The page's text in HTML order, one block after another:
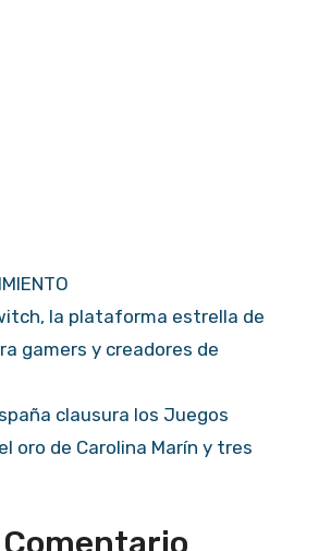
la plataforma estrella de
gamers y creadores de
clausura los Juegos
oro de Carolina Marín y tres